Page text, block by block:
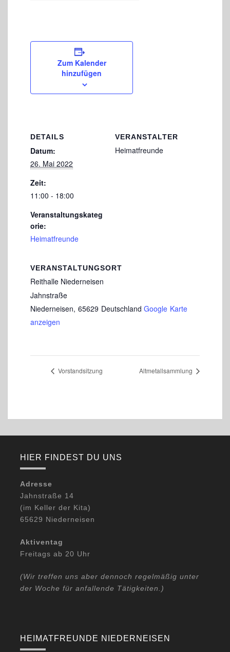
Zum Kalender
hinzufügen
DETAILS
Datum:
26. Mai 2022
Zeit:
11:00 - 18:00
Veranstaltungskateg
orie:
Heimatfreunde
VERANSTALTUNGSORT
Reithalle Niederneisen
Jahnstraße
Niederneisen, 65629 Deutschland Google Karte
anzeigen
VERANSTALTER
Heimatfreunde
Vorstandsitzung Altmetallsammlung
HIER FINDEST DU UNS
Adresse
Jahnstraße 14
(im Keller der Kita)
65629 Niederneisen
Aktiventag
Freitags ab 20 Uhr
(Wir treffen uns aber dennoch regelmäßig unter
der Woche für anfallende Tätigkeiten.)
HEIMATFREUNDE NIEDERNEISEN